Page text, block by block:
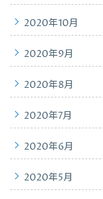
2020年10月
2020年9月
2020年8月
2020年7月
2020年6月
2020年5月